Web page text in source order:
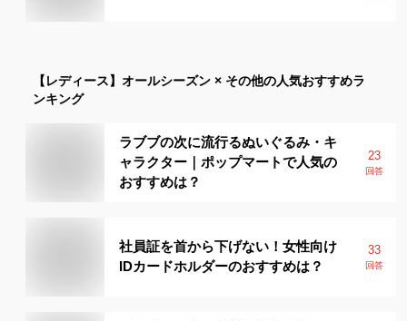
【レディース】 オールシーズン × その他の人気おすすめラ
ンキング
ラブブの次に流行るぬいぐるみ・キ
ャラクター｜ポップマートで人気の
おすすめは？
23
回答
社員証を首から下げない！女性向け
IDカードホルダーのおすすめは？
33
回答